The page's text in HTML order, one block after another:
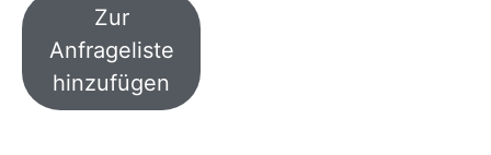
Zur
Anfrageliste
hinzufügen